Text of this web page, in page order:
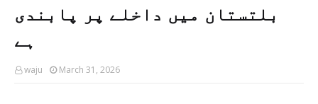
بلتستان میں داخلے پر پابندی
ہے
waju March 31, 2026